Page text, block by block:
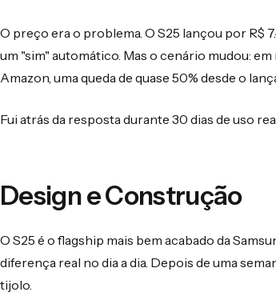
O preço era o problema. O S25 lançou por R$
um "sim" automático. Mas o cenário mudou:
Amazon, uma queda de quase 50% desde o
Fui atrás da resposta durante 30 dias de uso
Design e Construção
O S25 é o flagship mais bem acabado da
diferença real no dia a dia. Depois de uma
tijolo.